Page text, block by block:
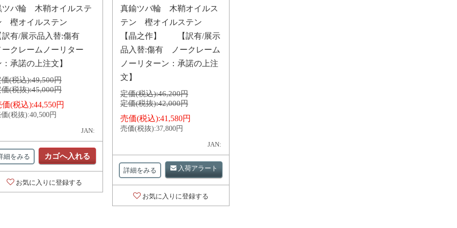
ツバ輪 木鞘オイルステ
樫オイルステン
訳有/展示品入替:傷有
ークレームノーリター
：承諾の上注文】
価(税込):49,500円
価(税抜):45,000円
価(税込):44,550円
(税抜):40,500円
JAN:
細をみる カゴへ入れる
お気に入りに登録する
真鍮ツバ輪 木鞘オイルス
テン 樫オイルステン
【晶之作】 【訳有/展示
品入替:傷有 ノークレーム
ノーリターン：承諾の上注
文】
定価(税込):46,200円
定価(税抜):42,000円
売価(税込):41,580円
売価(税抜):37,800円
JAN:
詳細をみる 入荷アラート
お気に入りに登録する